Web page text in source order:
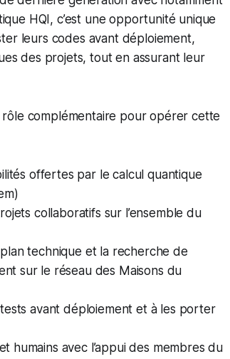
HQI, c’est une opportunité unique
leurs codes avant déploiement,
des projets, tout en assurant leur
complémentaire pour opérer cette
offertes par le calcul quantique
collaboratifs sur l’ensemble du
technique et la recherche de
sur le réseau des Maisons du
avant déploiement et à les porter
humains avec l’appui des membres du